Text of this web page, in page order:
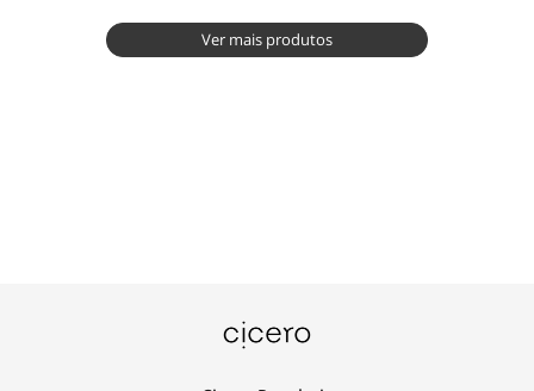
Ver mais produtos